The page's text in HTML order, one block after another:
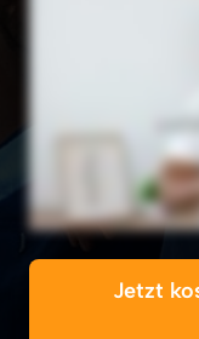
Jetzt